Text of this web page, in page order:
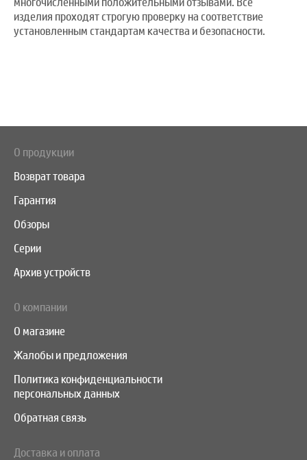
изделия проходят строгую проверку на соответствие
установленным стандартам качества и безопасности.
О продукции
Возврат товара
Гарантия
Обзоры
Серии
Архив устройств
О компании
О магазине
Жалобы и предложения
Политика конфиденциальности
персональных данных
Обратная связь
Доставка и оплата